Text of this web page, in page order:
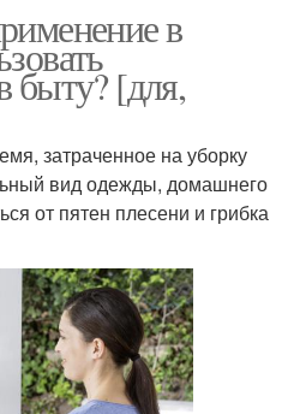
в
быту? [для,
затраченное на уборку
вид одежды, домашнего
от пятен плесени и грибка